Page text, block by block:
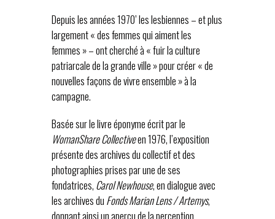
Depuis les années 1970’ les lesbiennes – et plus
largement « des femmes qui aiment les
femmes » – ont cherché à « fuir la culture
patriarcale de la grande ville » pour créer « de
nouvelles façons de vivre ensemble » à la
campagne.
Basée sur le livre éponyme écrit par le
WomanShare Collectiveen 1976, l’exposition
présente des archives du collectif et des
photographies prises par une de ses
fondatrices, Carol Newhouse, en dialogue avec
les archives du Fonds Marian Lens / Artemys,
donnant ainsi un aperçu de la perception